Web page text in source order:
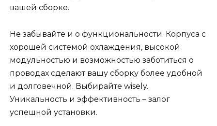
вашей сборке.
Не забывайте и о функциональности. Корпуса с
хорошей системой охлаждения, высокой
модульностью и возможностью заботиться о
проводах сделают вашу сборку более удобной
и долговечной. Выбирайте wisely.
Уникальность и эффективность – залог
успешной установки.